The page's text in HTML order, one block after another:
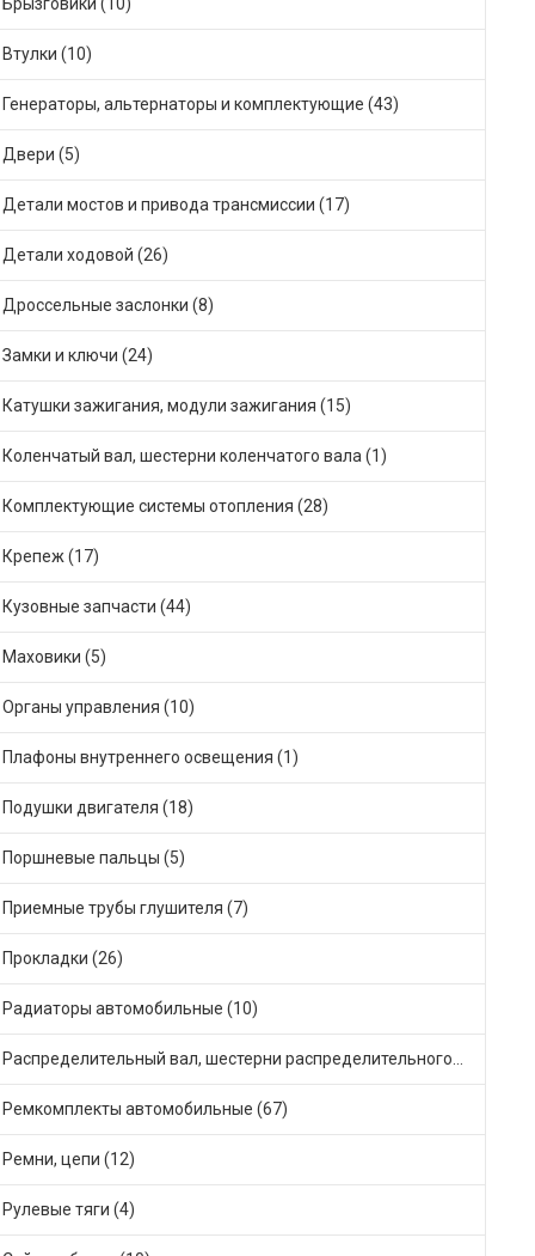
Втулки (10)
Генераторы, альтернаторы и комплектующие (43)
Двери (5)
Детали мостов и привода трансмиссии (17)
Детали ходовой (26)
Дроссельные заслонки (8)
Замки и ключи (24)
Катушки зажигания, модули зажигания (15)
Коленчатый вал, шестерни коленчатого вала (1)
Комплектующие системы отопления (28)
Крепеж (17)
Кузовные запчасти (44)
Маховики (5)
Органы управления (10)
Плафоны внутреннего освещения (1)
Подушки двигателя (18)
Поршневые пальцы (5)
Приемные трубы глушителя (7)
Прокладки (26)
Радиаторы автомобильные (10)
Ремкомплекты автомобильные (67)
Ремни, цепи (12)
Рулевые тяги (4)